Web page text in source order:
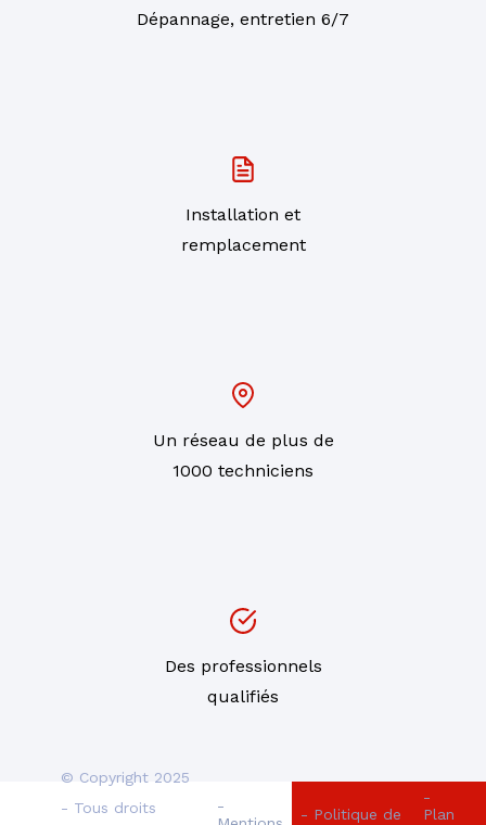
Dépannage, entretien 6/7
Installation et
remplacement
Un réseau de plus de
1000 techniciens
Des professionnels
qualifiés
© Copyright 2025
- Tous droits
-
- Politique de
-
Plan